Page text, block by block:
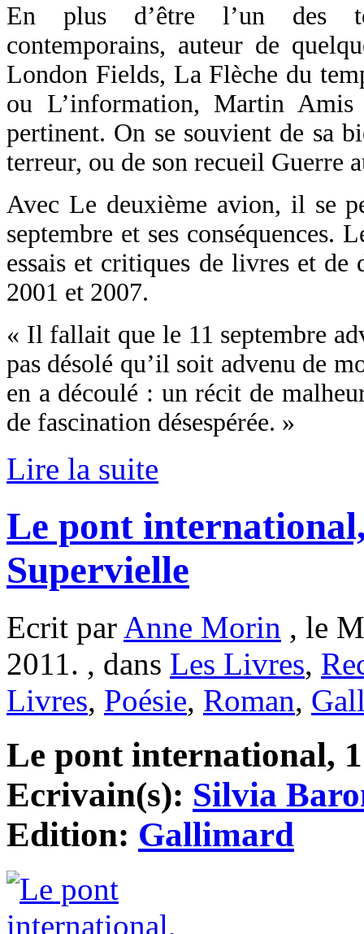
En plus d’être l’un des
contemporains, auteur de
London Fields, La Flèche du
ou L’information, Martin
pertinent. On se souvient de sa
terreur, ou de son recueil Guerre
Avec Le deuxième avion, il se
septembre et ses conséquences.
essais et critiques de livres et de
2001 et 2007.
« Il fallait que le 11 septembre
pas désolé qu’il soit advenu de
en a découlé : un récit de
de fascination désespérée. »
Lire la suite
Le pont
Supervielle
Ecrit par Anne Morin , le
2011. , dans Les Livres,
Livres, Poésie, Roman,
Le pont international,
Ecrivain(s): Silvia
Edition: Gallimard